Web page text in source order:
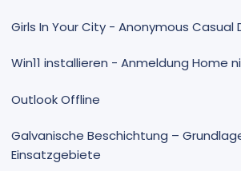
Girls In Your City - Anonymous Casual
Win11 installieren - Anmeldung Home
Outlook Offline
Galvanische Beschichtung –
Einsatzgebiete